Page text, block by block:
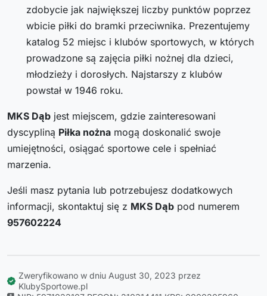
zdobycie jak największej liczby punktów poprzez
wbicie piłki do bramki przeciwnika. Prezentujemy
katalog 52 miejsc i klubów sportowych, w których
prowadzone są zajęcia piłki nożnej dla dzieci,
młodzieży i dorosłych. Najstarszy z klubów
powstał w 1946 roku.
MKS Dąb jest miejscem, gdzie zainteresowani
dyscypliną Piłka nożna mogą doskonalić swoje
umiejętności, osiągać sportowe cele i spełniać
marzenia.
Jeśli masz pytania lub potrzebujesz dodatkowych
informacji, skontaktuj się z MKS Dąb pod numerem
957602224
Zweryfikowano w dniu August 30, 2023 przez
KlubySportowe.pl